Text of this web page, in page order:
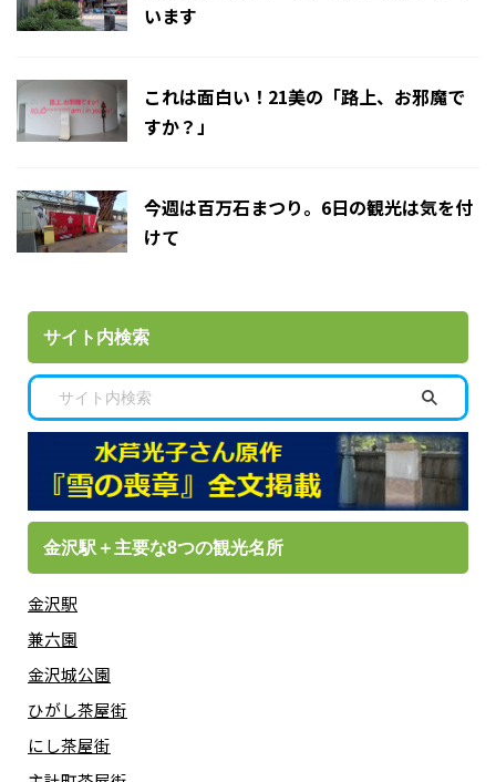
います
これは面白い！21美の「路上、お邪魔で
すか？」
今週は百万石まつり。6日の観光は気を付
けて
サイト内検索
金沢駅＋主要な8つの観光名所
金沢駅
兼六園
金沢城公園
ひがし茶屋街
にし茶屋街